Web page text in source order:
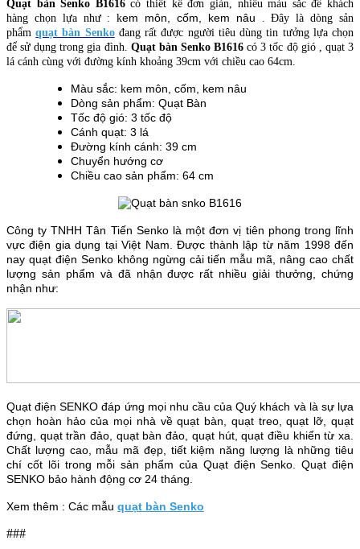
Quạt bàn Senko B1616có thiết kế đơn giản, nhiều màu sắc để khách
hàng chọn lựa như : kem môn, cốm, kem nâu
. Đây là dòng sản
phẩm quạt bàn Senkođang rất được người tiêu dùng tin tưởng lựa chọn
để sử dụng trong gia đình. Quạt bàn Senko B1616 có 3 tốc độ gió , quạt 3
lá cánh cùng với đường kính khoảng 39cm với chiều cao 64cm.
Màu sắc: kem môn, cốm, kem nâu
Dòng sản phẩm: Quạt Bàn
Tốc độ gió: 3 tốc độ
Cánh quạt: 3 lá
Đường kính cánh: 39 cm
Chuyển hướng cơ
Chiều cao sản phẩm: 64 cm
Công ty TNHH Tân Tiến Senko là một đơn vị tiên phong trong lĩnh
vực điện gia dụng tại Việt Nam. Được thành lập từ năm 1998 đến
nay quạt điện Senko không ngừng cải tiến mẫu mã, nâng cao chất
lượng sản phẩm và đã nhận được rất nhiều giải thưởng, chứng
nhận như:
Quạt điện SENKO đáp ứng mọi nhu cầu của Quý khách và là sự lựa
chọn hoàn hảo của mọi nhà về quạt bàn, quạt treo, quạt lỡ, quạt
đứng, quạt trần đảo, quạt bàn đảo, quạt hút, quạt điều khiển từ xa.
Chất lượng cao, mẫu mã đẹp, tiết kiệm năng lượng là những tiêu
chí cốt lõi trong mỗi sản phẩm của Quạt điện Senko. Quạt điện
SENKO bảo hành động cơ 24 tháng.
Xem thêm : Các mẫu quạt bàn Senko
###